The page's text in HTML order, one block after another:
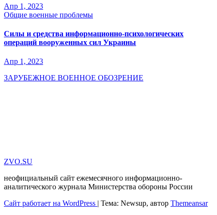
Апр 1, 2023
Общие военные проблемы
Силы и средства информационно-психологических
операций вооруженных сил Украины
Апр 1, 2023
ЗАРУБЕЖНОЕ ВОЕННОЕ ОБОЗРЕНИЕ
ZVO.SU
неофициальный сайт ежемесячного информационно-
аналитического журнала Министерства обороны России
Сайт работает на WordPress | Тема: Newsup, автор Themeansar